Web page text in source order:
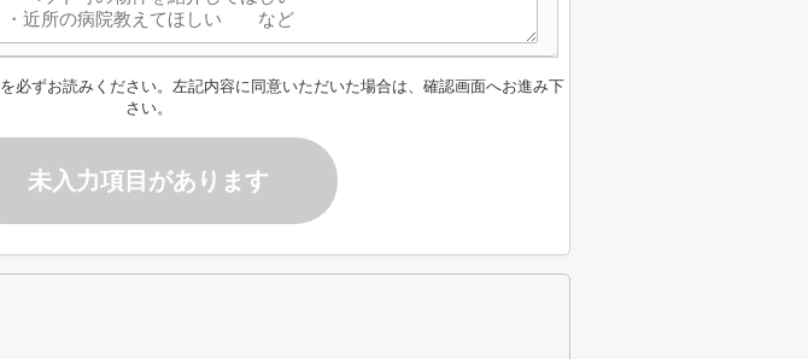
を必ずお読みください。左記内容に同意いただいた場合は、確認画面へお進み下
さい。
未入力項目があります